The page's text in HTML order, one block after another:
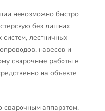
невозможно быстро
без лишних
систем, лестничных
навесов и
сварочные работы в
на объекте
сварочным аппаратом,